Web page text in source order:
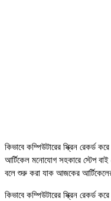
কিভাবে কম্পিউটারের স্ক্রিন রেকর্ড
আর্টিকেল মনোযোগ সহকারে স্টেপ
বলে শুরু করা যাক আজকের
কিভাবে কম্পিউটারের স্ক্রিন রেকর্ড